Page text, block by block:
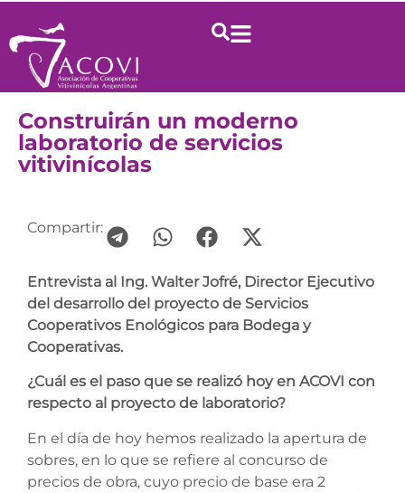
Construirán un moderno
laboratorio de servicios
vitivinícolas
Compartir:
Entrevista al Ing. Walter Jofré, Director Ejecutivo
del desarrollo del proyecto de Servicios
Cooperativos Enológicos para Bodega y
Cooperativas.
¿Cuál es el paso que se realizó hoy en ACOVI con
respecto al proyecto de laboratorio?
En el día de hoy hemos realizado la apertura de
sobres, en lo que se refiere al concurso de
precios de obra, cuyo precio de base era 2